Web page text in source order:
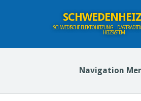
SCHWEDISCHE ELEKTOHEIZUNG – DAS
HEIZSYSTEM
Navigation